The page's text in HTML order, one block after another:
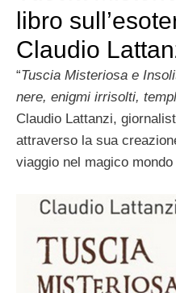
libro
Claudio
“Tuscia Misteriosa e
nere, enigmi irrisolti,
Claudio Lattanzi,
attraverso la sua
viaggio nel magico mondo